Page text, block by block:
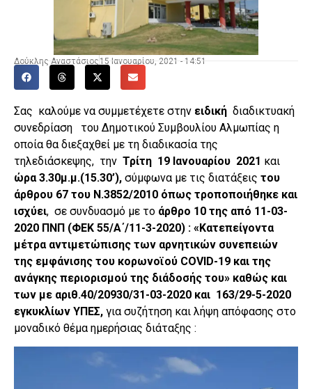
Δούκλης Αναστάσιος 15 Ιανουαρίου, 2021 - 14:51
Σας καλούμε να συμμετέχετε στην ειδική διαδικτυακή
συνεδρίαση
του Δημοτικού Συμβουλίου Αλμωπίας η
οποία θα διεξαχθεί με τη διαδικασία της
τηλεδιάσκεψης, την Τρίτη 19 Ιανουαρίου 2021 και
ώρα 3.30μ.μ.(15.30’), σύμφωνα με τις διατάξεις του
άρθρου 67 του Ν.3852/2010 όπως τροποποιήθηκε και
ισχύει, σε συνδυασμό με το άρθρο 10 της από 11-03-
2020 ΠΝΠ (ΦΕΚ 55/Α΄/11-3-2020) : «Κατεπείγοντα
μέτρα αντιμετώπισης των αρνητικών συνεπειών
της εμφάνισης του κορωνοϊού COVID-19 και της
ανάγκης περιορισμού της διάδοσής του» καθώς και
των με αριθ.40/20930/31-03-2020 και 163/29-5-2020
εγκυκλίων ΥΠΕΣ, για συζήτηση και λήψη απόφασης στο
μοναδικό θέμα ημερήσιας διάταξης :